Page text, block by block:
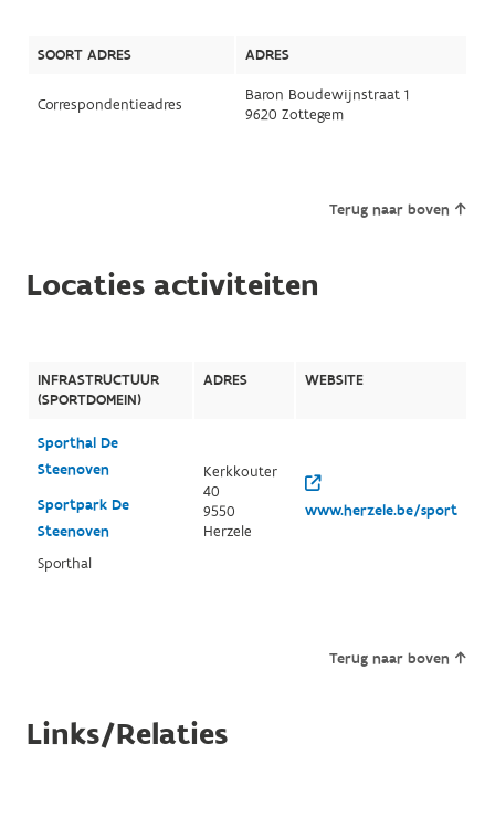
SOORT ADRES ADRES
Correspondentieadres
Baron Boudewijnstraat 1
9620 Zottegem
Terug naar boven
Locaties activiteiten
INFRASTRUCTUUR
(SPORTDOMEIN)
ADRES WEBSITE
Sporthal De
Steenoven
Sportpark De
Steenoven
Sporthal
Kerkkouter
40
9550
Herzele
www.herzele.be/sport
Terug naar boven
Links/Relaties